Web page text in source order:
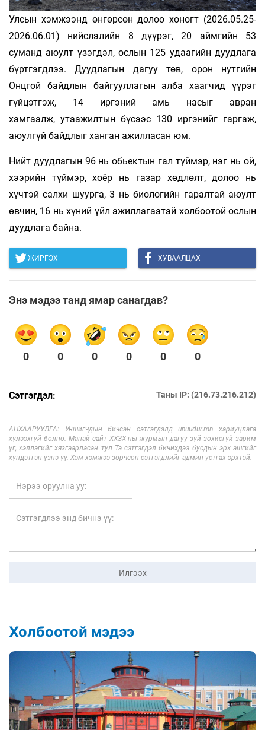
Улсын хэмжээнд өнгөрсөн долоо хоногт (2026.05.25-
2026.06.01) нийслэлийн 8 дүүрэг, 20 аймгийн 53
суманд аюулт үзэгдэл, ослын 125 удаагийн дуудлага
бүртгэгдлээ. Дуудлагын дагуу төв, орон нутгийн
Онцгой байдлын байгууллагын алба хаагчид үүрэг
гүйцэтгэж, 14 иргэний амь насыг авран
хамгаалж, утаажилтын бүсээс 130 иргэнийг гаргаж,
аюулгүй байдлыг ханган ажилласан юм.
Нийт дуудлагын 96 нь обьектын гал түймэр, нэг нь ой,
хээрийн түймэр, хоёр нь газар хөдлөлт, долоо нь
хүчтэй салхи шуурга, 3 нь биологийн гаралтай аюулт
өвчин, 16 нь хүний үйл ажиллагаатай холбоотой ослын
дуудлага байна.
ЖИРГЭХ ХУВААЛЦАХ
Энэ мэдээ танд ямар санагдав?
0 0 0 0 0 0
Сэтгэгдэл: Таны IP: (216.73.216.212)
АНХААРУУЛГА: Уншигчдын бичсэн сэтгэгдэлд unuudur.mn хариуцлага
хүлээхгүй болно. Манай сайт ХХЗХ-ны журмын дагуу зүй зохисгүй зарим
үг, хэллэгийг хязгаарласан тул Та сэтгэгдэл бичихдээ бусдын эрх ашгийг
хүндэтгэн үзнэ үү. Хэм хэмжээ зөрчсөн сэтгэгдлийг админ устгах эрхтэй.
Илгээх
Холбоотой мэдээ